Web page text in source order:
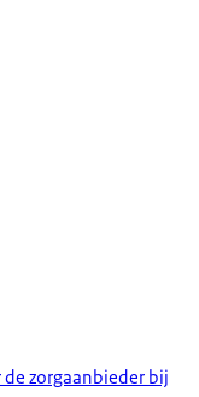
zorgaanbieder bij